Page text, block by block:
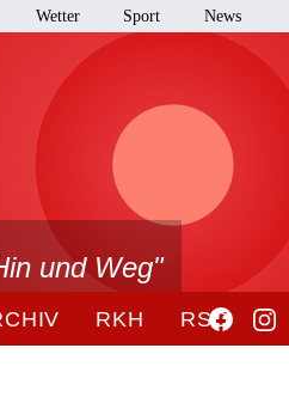
Wetter Sport News
und Weg"
RKH RSO